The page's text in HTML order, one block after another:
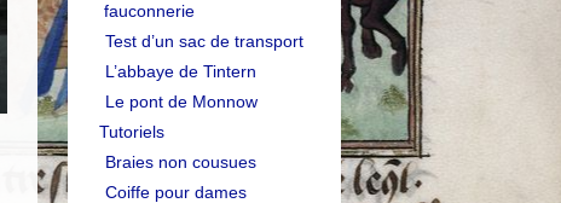
fauconnerie
Test d’un sac de transport
L’abbaye de Tintern
Le pont de Monnow
Tutoriels
Braies non cousues
Coiffe pour dames